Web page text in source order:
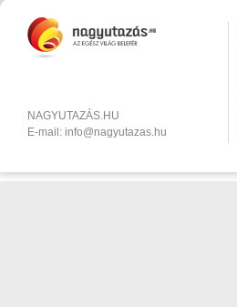
NAGYUTAZÁS.HU
E-mail: info@nagyutazas.hu